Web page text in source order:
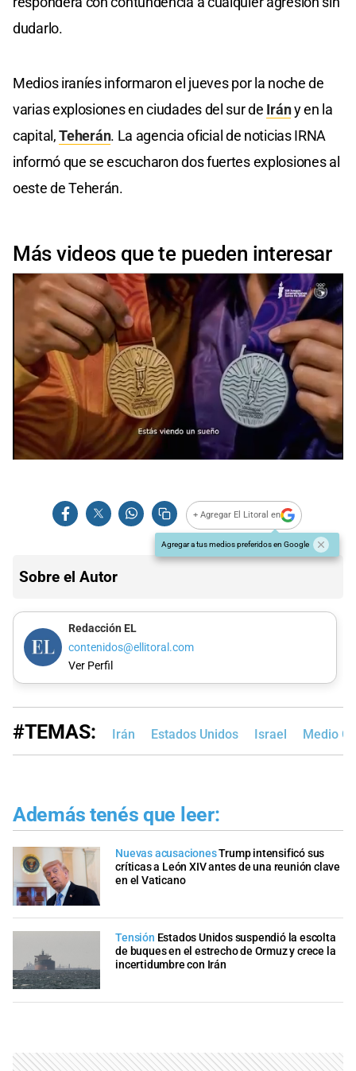
dudarlo.
Medios iraníes informaron el jueves por la noche de
varias explosiones en ciudades del sur de Irány en la
capital,Teherán. La agencia oficial de noticias IRNA
informó que se escucharon dos fuertes explosiones al
oeste de Teherán.
Más videos que te pueden interesar
+ Agregar El Litoral en
Agregar a tus medios preferidos en Google
Sobre el Autor
Redacción EL
contenidos@ellitoral.com
Ver Perfil
#TEMAS: Irán Estados Unidos Israel Medio
Además tenés que leer:
Nuevas acusacionesTrump intensificó sus
críticas a León XIV antes de una reunión clave
en el Vaticano
Tensión Estados Unidos suspendió la escolta
de buques en el estrecho de Ormuz y crece la
incertidumbre con Irán